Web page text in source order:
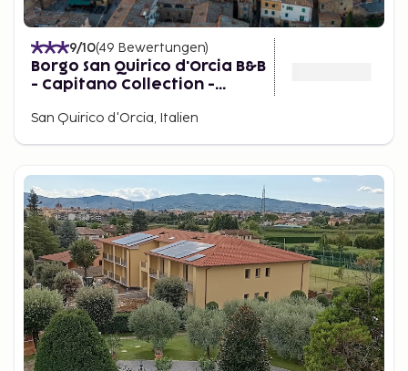
9/10(49 Bewertungen)
Borgo San Quirico d'Orcia B&B
- Capitano Collection -
San Quirico d'Orcia, Italien